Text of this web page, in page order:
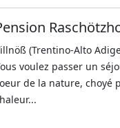
(Trentino-Alto
voulez passer un
de la nature, choyé